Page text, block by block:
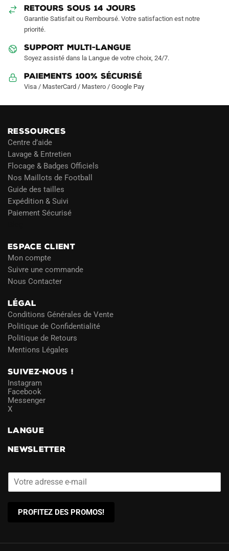
sur
page
produit
la
RETOURS SOUS 14 JOURS
Garantie Satisfait ou Remboursé. Votre satisfaction est notre
priorité.
SUPPORT MULTI-LANGUE
Soyez assisté dans la Langue de votre choix, 24/7.
Paiements 100% Sécurisé
Visa / MasterCard / Mastero / Google Pay
RESSOURCES
Centre d’aide
Lavage & Entretien
Flocage & Badges Officiels
Nos Maillots de Football
Guide des tailles
Expédition & Suivi
Paiement Sécurisé
ESPACE CLIENT
Mon compte
Suivre une commande
Nous Contacter
LÉGAL
Conditions Générales de Vente
Politique de Confidentialité
Politique de Retours
Mentions Légales
SUIVEZ-NOUS !
Instagram
Facebook
Messenger
X
LANGUE
NEWSLETTER
PROFITEZ DES PROMOS!